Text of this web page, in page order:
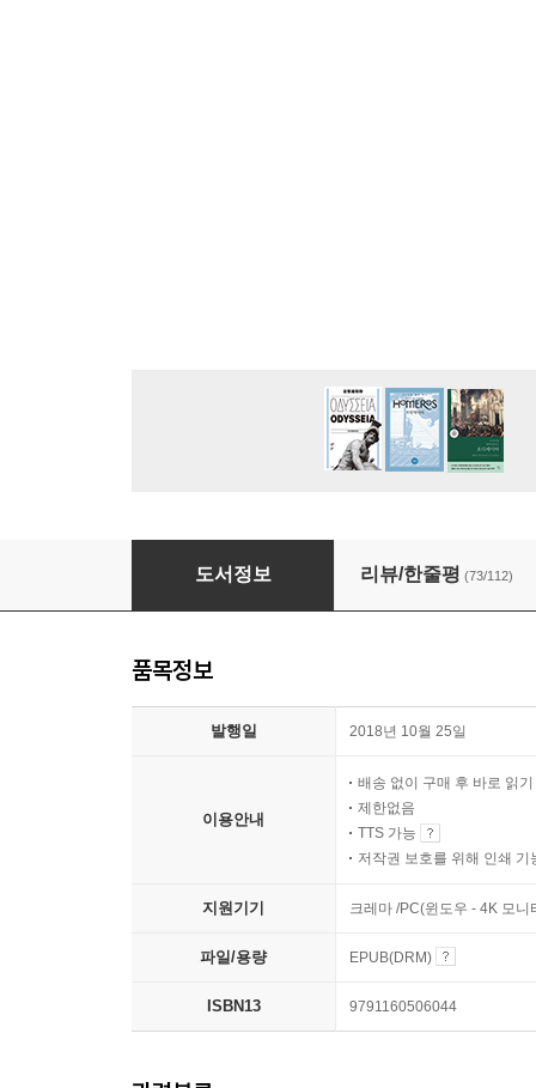
관계를 읽는 시간
도서정보 리뷰/한줄평 (73/112)
품목정보
발행일 2018년 10월 25일
이용안내
배송 없이 구매 후 바로 읽기
제한없음
TTS 가능
저작권 보호를 위해 인쇄 기
지원기기 크레마 /PC(윈도우 - 4K 모
파일/용량 EPUB(DRM)
ISBN13 9791160506044